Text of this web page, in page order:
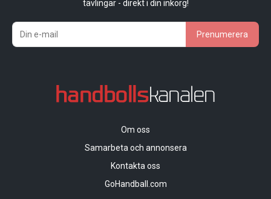
tävlingar - direkt i din inkorg!
Prenumerera
Om oss
Samarbeta och annonsera
Kontakta oss
GoHandball.com